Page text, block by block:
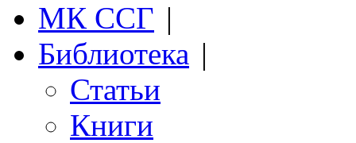
МК ССГ |
Библиотека |
Статьи
Книги